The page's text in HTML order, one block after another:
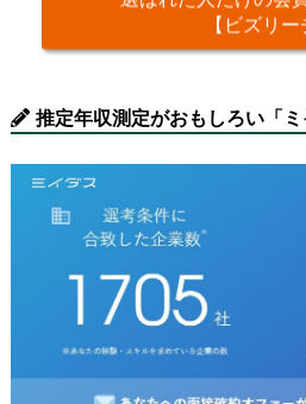
【ビズリー
推定年収測定がおもしろい「ミ